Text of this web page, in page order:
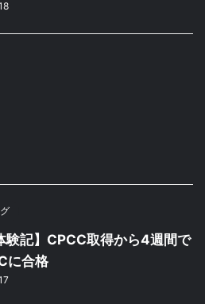
験記】CPCC取得から4週間で
に合格